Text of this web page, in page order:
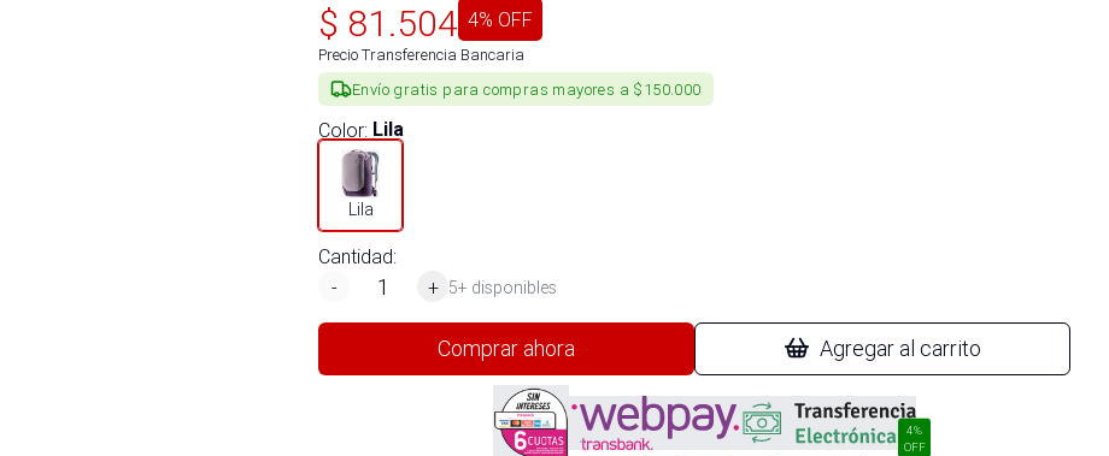
$ 81.504 4% OFF
Precio Transferencia Bancaria
Envío gratis para compras mayores a $150.000
Color: Lila
Lila
Cantidad:
-
+ 5+ disponibles
Comprar ahora Agregar al carrito
4%
OFF